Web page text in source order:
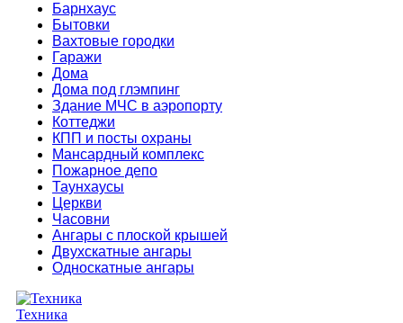
Барнхаус
Бытовки
Вахтовые городки
Гаражи
Дома
Дома под глэмпинг
Здание МЧС в аэропорту
Коттеджи
КПП и посты охраны
Мансардный комплекс
Пожарное депо
Таунхаусы
Церкви
Часовни
Ангары с плоской крышей
Двухскатные ангары
Односкатные ангары
Техника